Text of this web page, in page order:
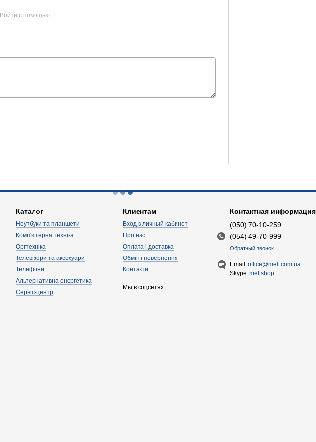
Войти с помощью
Каталог
Ноутбуки та планшети
Комп'ютерна техніка
Оргтехніка
Телевізори та аксесуари
Телефони
Альтернативна енергетика
Сервіс-центр
Клиентам
Вход в личный кабинет
Про нас
Оплата і доставка
Обмін і повернення
Контакти
Мы в соцсетях
Контактная информация
(050) 70-10-259
(054) 49-70-999
Обратный звонок
Email:office@melt.com.ua
Skype:meltshop